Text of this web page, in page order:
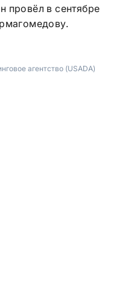
провёл в сентябре
агентство (USADA)